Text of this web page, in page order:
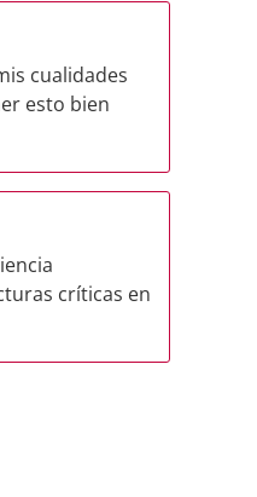
cualidades
esto bien
críticas en